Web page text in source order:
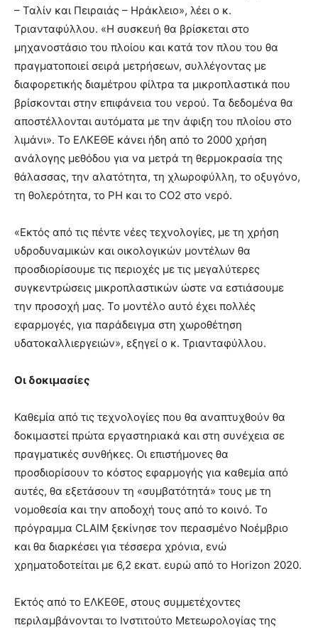
– Ταλίν και Πειραιάς – Ηράκλειο», λέει ο κ.
Τριανταφύλλου. «Η συσκευή θα βρίσκεται στο
μηχανοστάσιο του πλοίου και κατά τον πλου του θα
πραγματοποιεί σειρά μετρήσεων, συλλέγοντας με
διαφορετικής διαμέτρου φίλτρα τα μικροπλαστικά που
βρίσκονται στην επιφάνεια του νερού. Τα δεδομένα θα
αποστέλλονται αυτόματα με την άφιξη του πλοίου στο
λιμάνι». Το ΕΛΚΕΘΕ κάνει ήδη από το 2000 χρήση
ανάλογης μεθόδου για να μετρά τη θερμοκρασία της
θάλασσας, την αλατότητα, τη χλωροφύλλη, το οξυγόνο,
τη θολερότητα, το ΡΗ και το CO2 στο νερό.
«Εκτός από τις πέντε νέες τεχνολογίες, με τη χρήση
υδροδυναμικών και οικολογικών μοντέλων θα
προσδιορίσουμε τις περιοχές με τις μεγαλύτερες
συγκεντρώσεις μικροπλαστικών ώστε να εστιάσουμε
την προσοχή μας. Το μοντέλο αυτό έχει πολλές
εφαρμογές, για παράδειγμα στη χωροθέτηση
υδατοκαλλιεργειών», εξηγεί ο κ. Τριανταφύλλου.
Οι δοκιμασίες
Καθεμία από τις τεχνολογίες που θα αναπτυχθούν θα
δοκιμαστεί πρώτα εργαστηριακά και στη συνέχεια σε
πραγματικές συνθήκες. Οι επιστήμονες θα
προσδιορίσουν το κόστος εφαρμογής για καθεμία από
αυτές, θα εξετάσουν τη «συμβατότητά» τους με τη
νομοθεσία και την αποδοχή τους από το κοινό. Το
πρόγραμμα CLAIM ξεκίνησε τον περασμένο Νοέμβριο
και θα διαρκέσει για τέσσερα χρόνια, ενώ
χρηματοδοτείται με 6,2 εκατ. ευρώ από το Horizon 2020.
Εκτός από το ΕΛΚΕΘΕ, στους συμμετέχοντες
περιλαμβάνονται το Ινστιτούτο Μετεωρολογίας της